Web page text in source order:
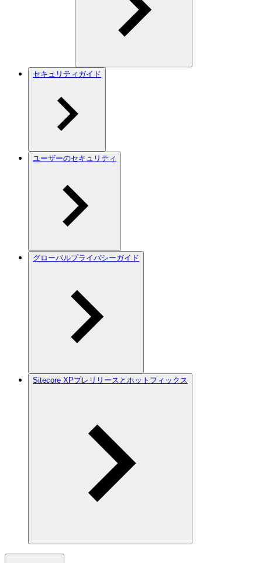
セキュリティガイド
ユーザーのセキュリティ
グローバルプライバシーガイド
Sitecore XPプレリリースとホットフィックス